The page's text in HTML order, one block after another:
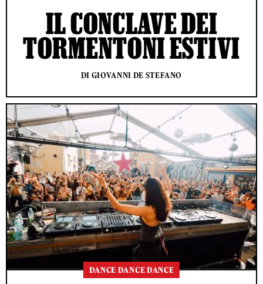
IL CONCLAVE DEI
TORMENTONI ESTIVI
DI GIOVANNI DE STEFANO
DANCE DANCE DANCE